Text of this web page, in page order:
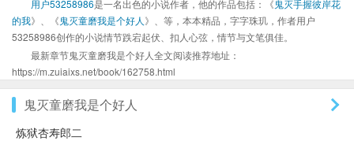
用户53258986是一名出色的小说作者，他的作品包括：《鬼灭手握彼岸花
的我》、《鬼灭童磨我是个好人 》、等，本本精品，字字珠玑，作者用户
53258986创作的小说情节跌宕起伏、扣人心弦，情节与文笔俱佳。
最新章节鬼灭童磨我是个好人全文阅读推荐地址：
https://m.zuiaixs.net/book/162758.html
鬼灭童磨我是个好人
炼狱杏寿郎二